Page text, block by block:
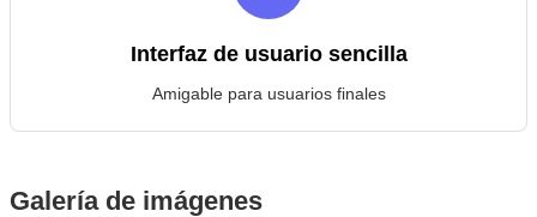
Interfaz de usuario sencilla
Amigable para usuarios finales
Galería de imágenes